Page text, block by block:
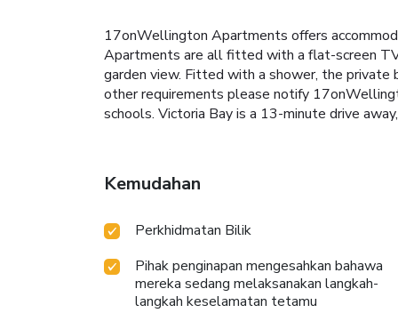
17onWellington Apartments offers
Apartments are all fitted with a flat-screen
garden view. Fitted with a shower, the
other requirements please notify
schools. Victoria Bay is a 13-minute drive
Kemudahan
Perkhidmatan Bilik
Pihak penginapan mengesahkan bahawa
mereka sedang melaksanakan langkah-
langkah keselamatan tetamu